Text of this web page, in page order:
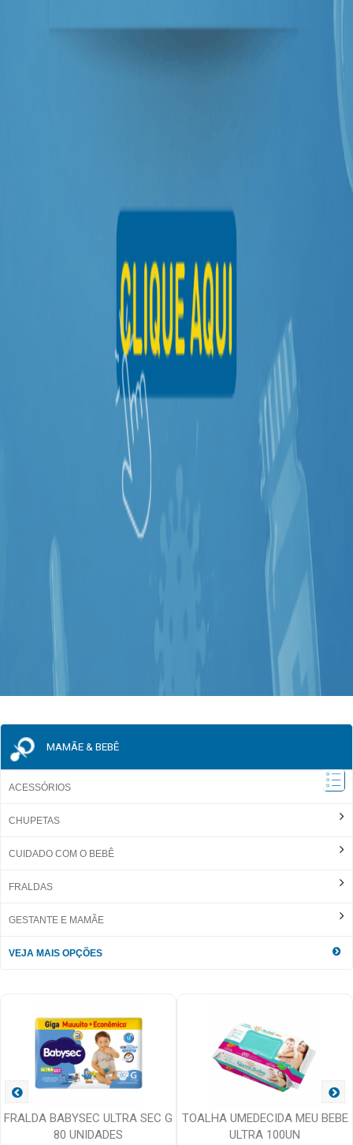
MAMÃE & BEBÊ
ACESSÓRIOS
CHUPETAS
CUIDADO COM O BEBÊ
FRALDAS
GESTANTE E MAMÃE
VEJA MAIS OPÇÕES
FRALDA BABYSEC ULTRA SEC G
80 UNIDADES
TOALHA UMEDECIDA MEU BEBE
ULTRA 100UN